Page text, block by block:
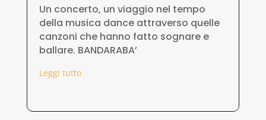
Un concerto, un viaggio nel tempo
della musica dance attraverso quelle
canzoni che hanno fatto sognare e
ballare. BANDARABA’
Leggi tutto